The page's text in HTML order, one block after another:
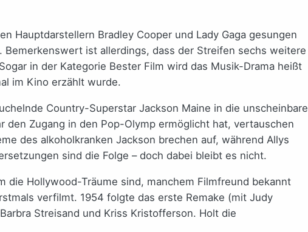
Hauptdarstellern Bradley Cooper und Lady Gaga gesungen
ist allerdings, dass der Streifen sechs weitere
in der Kategorie Bester Film wird das Musik-Drama heißt
im Kino erzählt wurde.
Country-Superstar Jackson Maine in die unscheinbare
den Zugang in den Pop-Olymp ermöglicht hat, vertauschen
des alkoholkranken Jackson brechen auf, während Allys
sind die Folge – doch dabei bleibt es nicht.
Hollywood-Träume sind, manchem Filmfreund bekannt
verfilmt. 1954 folgte das erste Remake (mit Judy
Streisand und Kriss Kristofferson. Holt die